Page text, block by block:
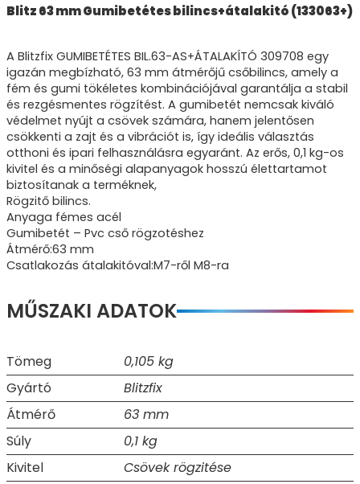
Blitz 63 mm Gumibetétes bilincs+átalakitó (133063+)
A Blitzfix GUMIBETÉTES BIL.63-AS+ÁTALAKÍTÓ 309708 egy
igazán megbízható, 63 mm átmérőjű csőbilincs, amely a
fém és gumi tökéletes kombinációjával garantálja a stabil
és rezgésmentes rögzítést. A gumibetét nemcsak kiváló
védelmet nyújt a csövek számára, hanem jelentősen
csökkenti a zajt és a vibrációt is, így ideális választás
otthoni és ipari felhasználásra egyaránt. Az erős, 0,1 kg-os
kivitel és a minőségi alapanyagok hosszú élettartamot
biztosítanak a terméknek,
Rögzitő bilincs.
Anyaga fémes acél
Gumibetét – Pvc cső rögzotéshez
Átmérő:63 mm
Csatlakozás átalakitóval:M7-ről M8-ra
MŰSZAKI ADATOK
Tömeg
0,105 kg
Gyártó
Blitzfix
Átmérő
63 mm
Súly
0,1 kg
Kivitel
Csövek rögzitése